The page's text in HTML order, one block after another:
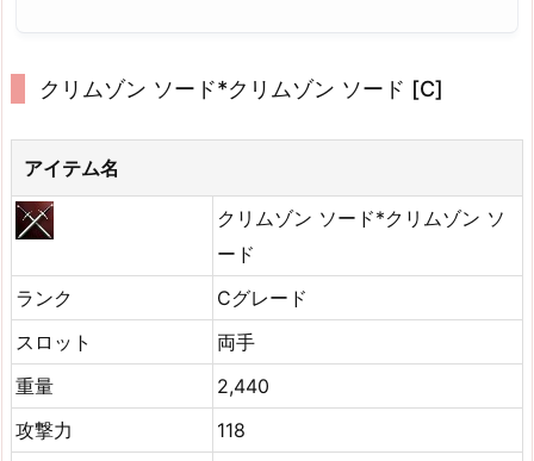
クリムゾン ソード*クリムゾン ソード [C]
アイテム名
クリムゾン ソード*クリムゾン ソ
ード
ランク
Cグレード
スロット
両手
重量
2,440
攻撃力
118